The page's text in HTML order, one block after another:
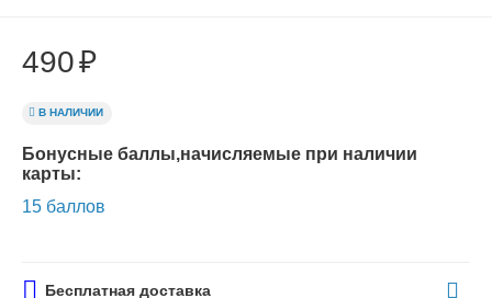
490₽
В НАЛИЧИИ
Бонусные баллы,начисляемые при наличии
карты:
15 баллов
Бесплатная доставка